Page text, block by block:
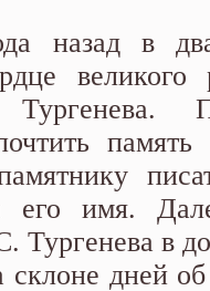
назад в
великого
его имя.
Тургенева в
склоне дней